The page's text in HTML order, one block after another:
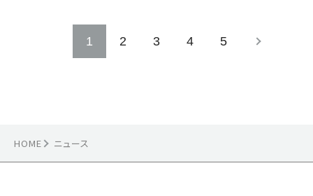
1 2 3 4 5
HOME ニュース